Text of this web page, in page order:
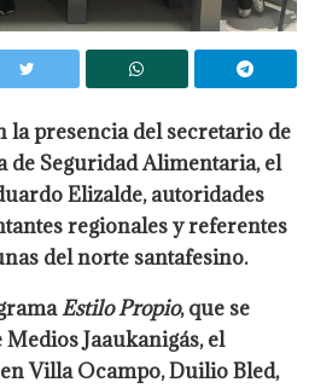
la presencia del secretario de
de Seguridad Alimentaria, el
Elizalde, autoridades
regionales y referentes
del norte santafesino.
Estilo Propio, que se
Jaaukanigás, el
Villa Ocampo,Duilio Bled,